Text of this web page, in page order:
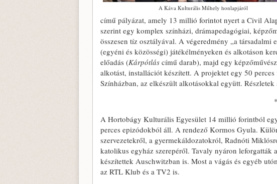
A Káva Kulturális Műhely honlapjáról
című pályázat, amely 13 millió forintot nyert a Civil
szerint egy komplex színházi, drámapedagógiai,
összesen tíz osztályával. A végeredmény „a társadalmi
(egyéni és közösségi) játékélményeken és alkotáson
előadás (Kárpótlás című darab), majd egy
alkotást, installációt készített. A projektet egy 50
Színházban, az elkészült alkotásokkal együtt.
*
A Hortobágy Kulturális Egyesület 14 millió forintból
perces epizódokból áll. A rendező Kormos Gyula.
szervezetekről, a gyermekáldozatokról, Radnóti
katolikus egyház szerepéről. Tavaly nyáron
készítettek Auschwitzban is. Most a vágás és egyéb
az RTL Klub és a TV2 is.